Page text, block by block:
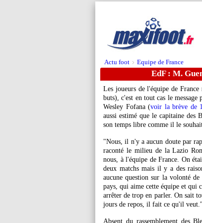
Actu foot > Equipe de France
EdF : M.
Les joueurs de l'équipe de
buts), c'est en tout cas le message
Wesley Fofana (voir la brève de
aussi estimé que le capitaine des
son temps libre comme il le
"Nous, il n'y a aucun doute par
raconté le milieu de la Lazio
nous, à l'équipe de France. On
deux matchs mais il y a des
aucune question sur la volonté
pays, qui aime cette équipe et qui
arrêter de trop en parler. On sait
jours de repos, il fait ce qu'il veut."
Absent du rassemblement des